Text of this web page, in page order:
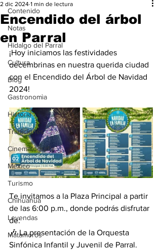
Contenido
Notas
Hidalgo del Parral
Cultura
Blog
Gastronomìa
Historia
Tradiciones
Cinematografía
México
Turismo
Chihuahua
Leyendas
Matamoros
Encendido del árbol
en Parral
2 dic 2024 1 min de lectura
¡Hoy iniciamos las festividades
decembrinas en nuestra querida ciudad
con el Encendido del Árbol de Navidad
2024!
Te invitamos a la Plaza Principal a partir
de las 6:00 p.m., donde podrás disfrutar
de:
🎶 La presentación de la Orquesta
Sinfónica Infantil y Juvenil de Parral.